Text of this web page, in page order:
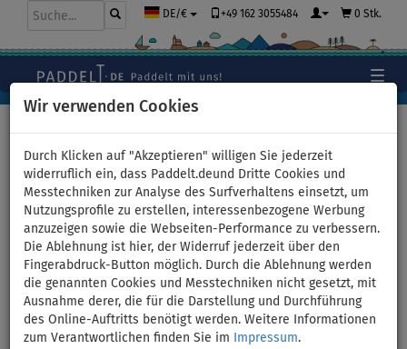
Wir verwenden Cookies
Durch Klicken auf "Akzeptieren" willigen Sie jederzeit
widerruflich ein, dass Paddelt.deund Dritte Cookies und
Messtechniken zur Analyse des Surfverhaltens einsetzt, um
Nutzungsprofile zu erstellen, interessenbezogene Werbung
anzuzeigen sowie die Webseiten-Performance zu verbessern.
Die Ablehnung ist hier, der Widerruf jederzeit über den
Fingerabdruck-Button möglich. Durch die Ablehnung werden
die genannten Cookies und Messtechniken nicht gesetzt, mit
Ausnahme derer, die für die Darstellung und Durchführung
des Online-Auftritts benötigt werden. Weitere Informationen
zum Verantwortlichen finden Sie im
Impressum.
DE/€ +49 162 3055484 0 Stk.
SUP F2 GLIDE 11'7 GREY
WindSUP - aufblasbares
Stand Up Paddle Board,
Windsurfboard - Variante: